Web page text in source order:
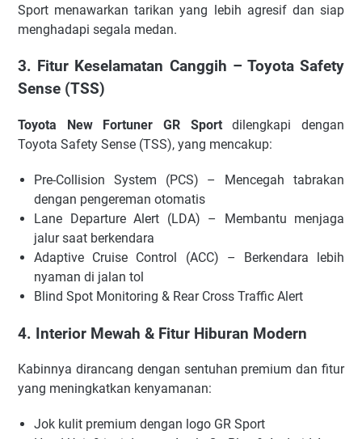
Sport menawarkan tarikan yang lebih agresif dan siap
menghadapi segala medan.
3. Fitur Keselamatan Canggih – Toyota Safety
Sense (TSS)
Toyota New Fortuner GR Sportdilengkapi dengan
Toyota Safety Sense (TSS), yang mencakup:
Pre-Collision System (PCS) – Mencegah tabrakan
dengan pengereman otomatis
Lane Departure Alert (LDA) – Membantu menjaga
jalur saat berkendara
Adaptive Cruise Control (ACC) – Berkendara lebih
nyaman di jalan tol
Blind Spot Monitoring & Rear Cross Traffic Alert
4. Interior Mewah & Fitur Hiburan Modern
Kabinnya dirancang dengan sentuhan premium dan fitur
yang meningkatkan kenyamanan:
Jok kulit premium dengan logo GR Sport